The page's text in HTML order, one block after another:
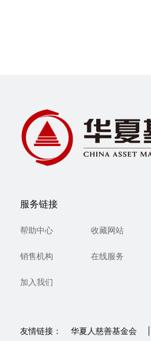
服务链接
帮助中心
销售机构
加入我们
收藏网站
在线服务
友情链接： 华夏人慈善基金会